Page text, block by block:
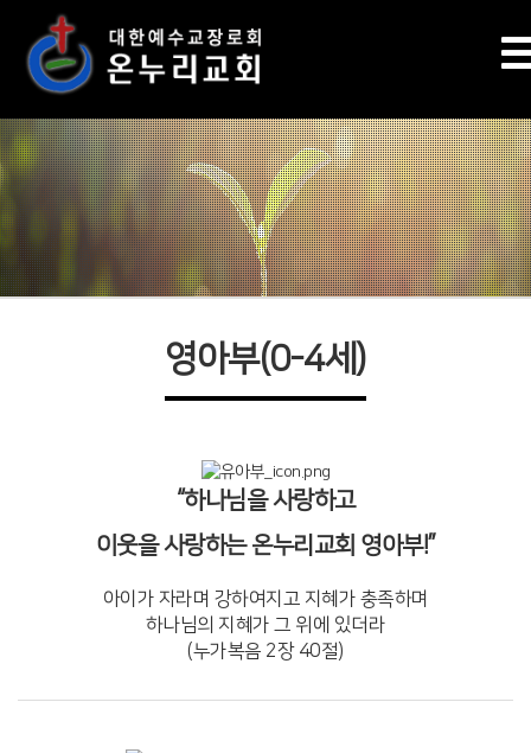
영아부(0-4세)
“하나님을 사랑하고
이웃을 사랑하는 온누리교회 영아부!”
아이가 자라며 강하여지고 지혜가 충족하며
하나님의 지혜가 그 위에 있더라
(누가복음 2장 40절)